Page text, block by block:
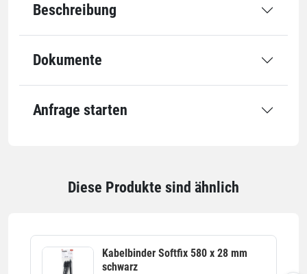
Einheiten
Einheiten
Beschreibung
Dokumente
Anfrage starten
Diese Produkte sind ähnlich
Kabelbinder Softfix 580 x 28 mm
schwarz